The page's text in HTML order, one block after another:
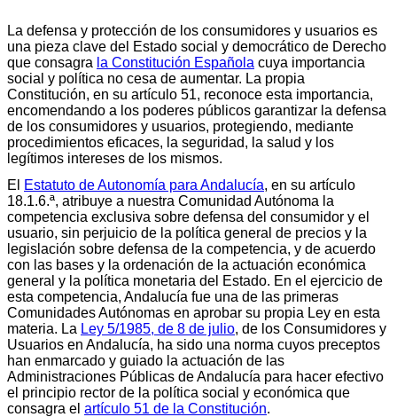
La defensa y protección de los consumidores y usuarios es
una pieza clave del Estado social y democrático de Derecho
que consagra la Constitución Española cuya importancia
social y política no cesa de aumentar. La propia
Constitución, en su artículo 51, reconoce esta importancia,
encomendando a los poderes públicos garantizar la defensa
de los consumidores y usuarios, protegiendo, mediante
procedimientos eficaces, la seguridad, la salud y los
legítimos intereses de los mismos.
El
Estatuto de Autonomía para Andalucía, en su artículo
18.1.6.ª, atribuye a nuestra Comunidad Autónoma la
competencia exclusiva sobre defensa del consumidor y el
usuario, sin perjuicio de la política general de precios y la
legislación sobre defensa de la competencia, y de acuerdo
con las bases y la ordenación de la actuación económica
general y la política monetaria del Estado. En el ejercicio de
esta competencia, Andalucía fue una de las primeras
Comunidades Autónomas en aprobar su propia Ley en esta
materia. La Ley 5/1985, de 8 de julio, de los Consumidores y
Usuarios en Andalucía, ha sido una norma cuyos preceptos
han enmarcado y guiado la actuación de las
Administraciones Públicas de Andalucía para hacer efectivo
el principio rector de la política social y económica que
consagra el artículo 51 de la Constitución.